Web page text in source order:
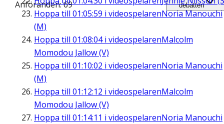
Hoppa till 01:05:59 i videospelarenNoria Manouchi
(M)
Hoppa till 01:08:04i videospelarenMalcolm
Momodou Jallow (V)
Hoppa till 01:10:02 i videospelarenNoria Manouchi
(M)
Hoppa till 01:12:12 i videospelarenMalcolm
Momodou Jallow (V)
Hoppa till 01:14:11 i videospelarenNoria Manouchi
Anföranden: 69
debatten